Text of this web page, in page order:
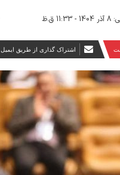
ق.ظ
اشتراک گذاری از طریق ایمیل